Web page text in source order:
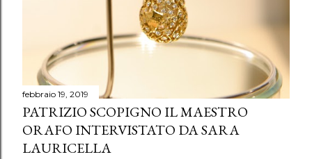
febbraio 19, 2019
PATRIZIO SCOPIGNO IL MAESTRO
ORAFO INTERVISTATO DA SARA
LAURICELLA